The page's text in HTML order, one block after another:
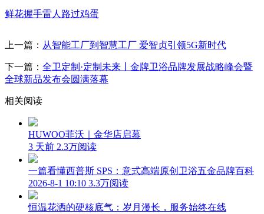
鲜花握手雷人 路过鸡蛋
上一篇： 从智能工厂到智慧工厂 爱智贞引领5G新时代
下一篇： 全卫定制·定制未来丨金牌卫浴品牌发展战略峰会暨
全球新品发布会圆满落幕
相关阅读
HUWOO菲沃｜金华店启幕
3 天前 2.3万阅读
一篇看懂西普斯 SPS：意式高端原创卫浴五金品牌百科
2026-8-1 10:10 3.3万阅读
恒温花洒的硬核底气：岁月漫长，服务始终在线